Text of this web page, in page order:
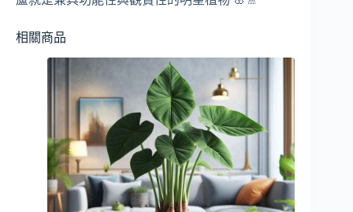
相關商品